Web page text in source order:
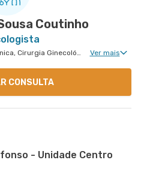
Coutinho
Ginecologia Clinica, Obstetrícia Clinica, Cirurgia Ginecológica, Ginecologia Endócrina, Cirurgia Oncológica Ginecológica, Ginecologia Oncológica, Miomatose Uterina(Miomas) Ver mais
CONSULTA
- Unidade Centro